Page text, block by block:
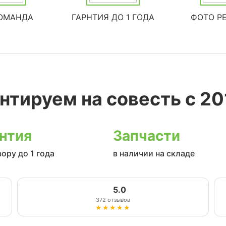
ГАРНТИЯ ДО 1 ГОДА ФОТО
на совесть с
до 1 года
Запчасти
в наличии на складе
5.0
372 отзывов
★★★★★